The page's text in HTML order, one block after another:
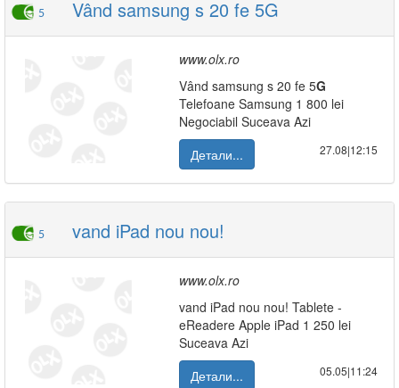
5 Vând samsung s 20 fe 5G
www.olx.ro
Vând samsung s 20 fe 5G
Telefoane Samsung 1 800 lei
Negociabil Suceava Azi
Детали...
27.08|12:15
5 vand iPad nou nou!
www.olx.ro
vand iPad nou nou! Tablete -
eReadere Apple iPad 1 250 lei
Suceava Azi
Детали...
05.05|11:24